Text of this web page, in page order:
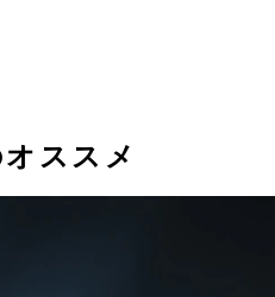
ススメ